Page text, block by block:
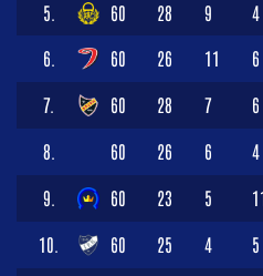
5. 60 28 9 4
6. 60 26 11 6
7. 60 28 7 6
8. 60 26 6 4
9. 60 23 5
10. 60 25 4 5